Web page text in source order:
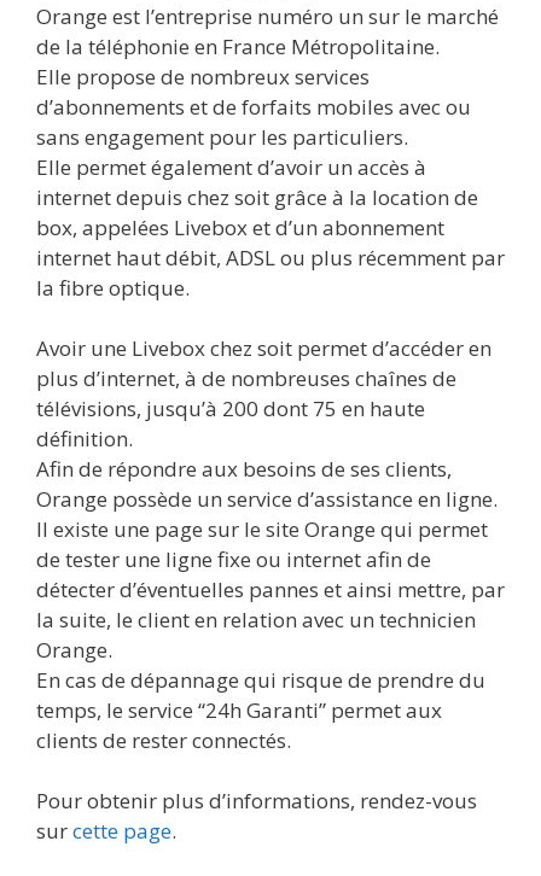
Orange est l’entreprise numéro un sur le marché
de la téléphonie en France Métropolitaine.
Elle propose de nombreux services
d’abonnements et de forfaits mobiles avec ou
sans engagement pour les particuliers.
Elle permet également d’avoir un accès à
internet depuis chez soit grâce à la location de
box, appelées Livebox et d’un abonnement
internet haut débit, ADSL ou plus récemment par
la fibre optique.
Avoir une Livebox chez soit permet d’accéder en
plus d’internet, à de nombreuses chaînes de
télévisions, jusqu’à 200 dont 75 en haute
définition.
Afin de répondre aux besoins de ses clients,
Orange possède un service d’assistance en ligne.
Il existe une page sur le site Orange qui permet
de tester une ligne fixe ou internet afin de
détecter d’éventuelles pannes et ainsi mettre, par
la suite, le client en relation avec un technicien
Orange.
En cas de dépannage qui risque de prendre du
temps, le service “24h Garanti” permet aux
clients de rester connectés.
Pour obtenir plus d’informations, rendez-vous
surcette page.